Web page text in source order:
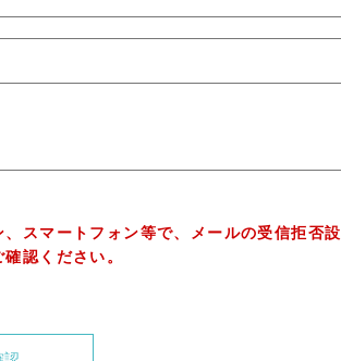
スマートフォン等で、メールの受信拒否設
認ください。